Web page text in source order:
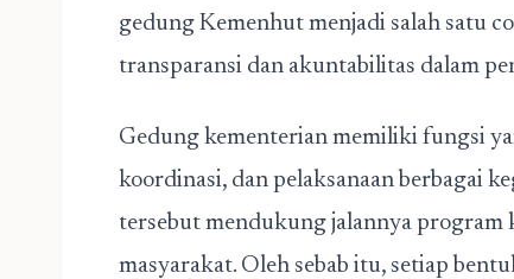
gedung Kemenhut menjadi salah satu
transparansi dan akuntabilitas dalam
Gedung kementerian memiliki fungsi
koordinasi, dan pelaksanaan berbagai
tersebut mendukung jalannya program
masyarakat. Oleh sebab itu, setiap